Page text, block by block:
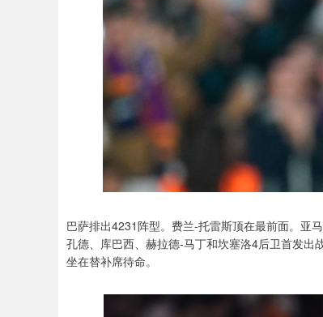
巴萨排出4231阵型。费兰-托雷斯顶在最前面。亚
孔德、库巴西、赫拉德-马丁和坎塞洛4后卫首发
坐在替补席待命。